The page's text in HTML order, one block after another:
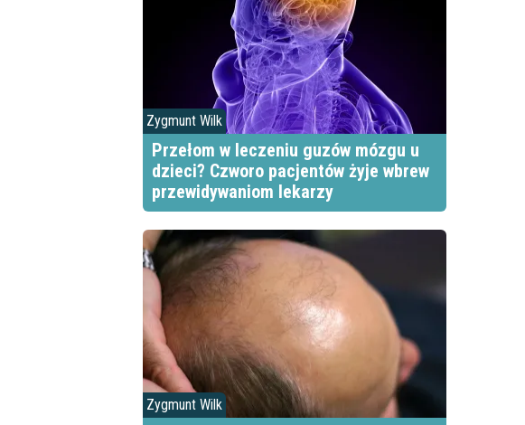
Zygmunt Wilk
Przełom w leczeniu guzów mózgu u
dzieci? Czworo pacjentów żyje wbrew
przewidywaniom lekarzy
Zygmunt Wilk